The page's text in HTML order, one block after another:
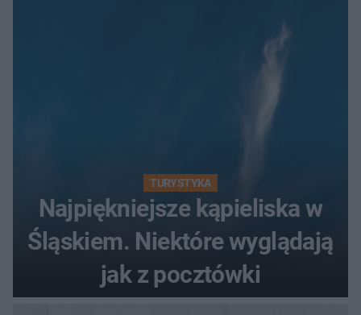
TURYSTYKA
Najpiękniejsze kąpieliska w
Śląskiem. Niektóre wyglądają
jak z pocztówki